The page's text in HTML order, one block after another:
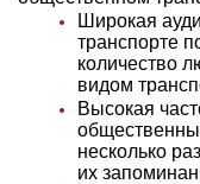
Широкая
транспорте
количество
видом
Высокая
несколько
их